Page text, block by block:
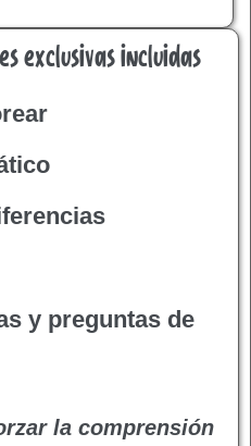
exclusivas incluidas
y preguntas de
la comprensión